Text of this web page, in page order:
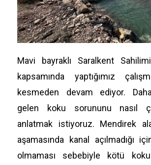
Mavi bayraklı Saralkent
kapsamında yaptığımız
kesmeden devam ediyor.
gelen koku sorununu nasıl
anlatmak istiyoruz. Mendirek
aşamasında kanal açılmadığı
olmaması sebebiyle kötü